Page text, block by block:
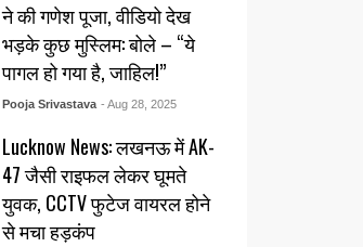
ने की गणेश पूजा, वीडियो देख
भड़के कुछ मुस्लिम: बोले – “ये
पागल हो गया है, जाहिल!”
Pooja Srivastava - Aug 28, 2025
Lucknow News: लखनऊ में AK-
47 जैसी राइफल लेकर घूमते
युवक, CCTV फुटेज वायरल होने
से मचा हड़कंप